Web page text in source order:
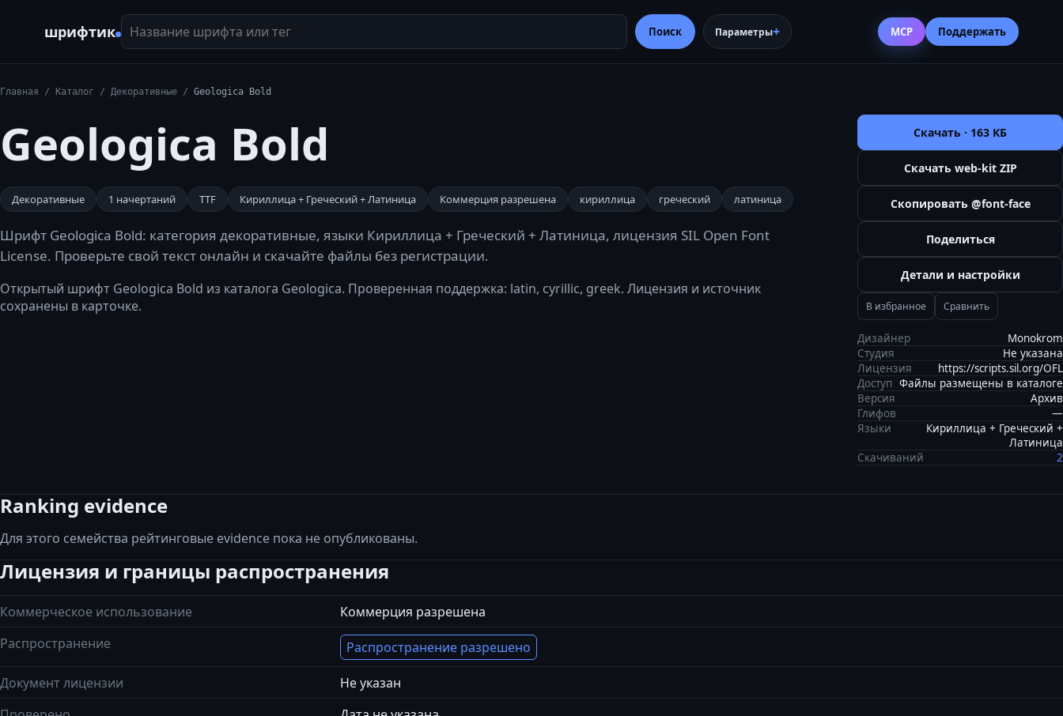
шрифтик Название шрифта или тег
Поиск Параметры MCP Поддержать
Главная / Каталог / Декоративные / Geologica Bold
Geologica Bold
Декоративные 1 начертаний TTF Кириллица + Греческий + Латиница Коммерция разрешена кириллица греческий латиница
Шрифт Geologica Bold: категория декоративные, языки Кириллица + Греческий + Латиница, лицензия SIL Open Font
License. Проверьте свой текст онлайн и скачайте файлы без регистрации.
Открытый шрифт Geologica Bold из каталога Geologica. Проверенная поддержка: latin, cyrillic, greek. Лицензия и источник
сохранены в карточке.
Скачать · 163 КБ
Скачать web-kit ZIP
Скопировать @font-face
Поделиться
Детали и настройки
В избранное Сравнить
Дизайнер
Monokrom
Студия
Не указана
Лицензия
https://scripts.sil.org/OFL
Доступ Файлы размещены в каталоге
Версия
Архив
Глифов
—
Языки
Кириллица + Греческий +
Латиница
Скачиваний
2
Ranking evidence
Для этого семейства рейтинговые evidence пока не опубликованы.
Лицензия и границы распространения
Коммерческое использование
Коммерция разрешена
Распространение
Распространение разрешено
Документ лицензии
Не указан